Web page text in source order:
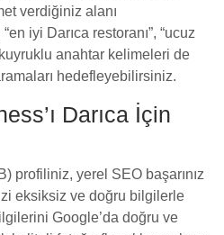
verdiğiniz alanı
iyi Darıca restoranı”, “ucuz
anahtar kelimeleri de
hedefleyebilirsiniz.
Darıca İçin
profiliniz, yerel SEO başarınız
eksiksiz ve doğru bilgilerle
Google’da doğru ve